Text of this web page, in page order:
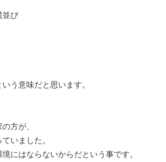
並び
う意味だと思います。
方が、
いました。
にはならないからだという事です。